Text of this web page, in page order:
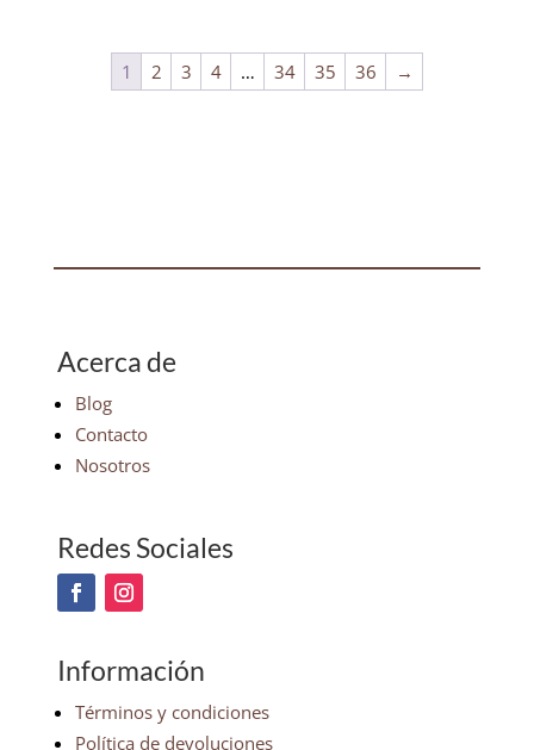
1 2 3 4 … 34 35 36 →
Acerca de
Blog
Contacto
Nosotros
Redes Sociales
Información
Términos y condiciones
Política de devoluciones